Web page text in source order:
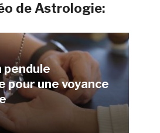
de Astrologie:
pendule
pour une voyance